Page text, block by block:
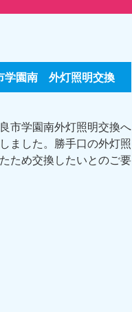
学園南 外灯照明交換
市学園南外灯照明交換へ
ました。勝手口の外灯照
ため交換したいとのご要